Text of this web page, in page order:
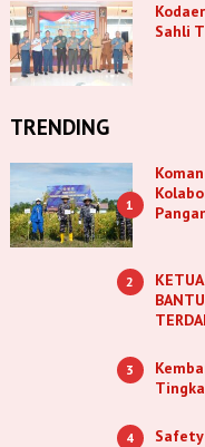
Sahli
TRENDING
1
2
3
4